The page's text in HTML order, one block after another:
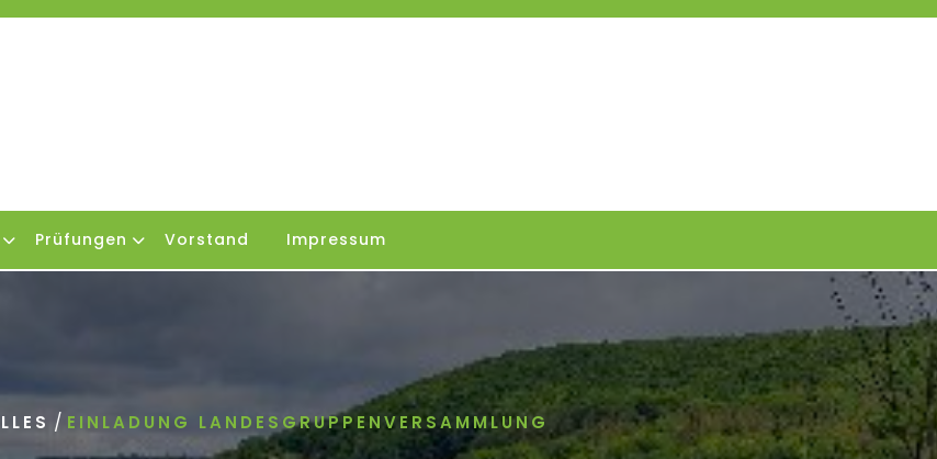
Prüfungen Vorstand Impressum
/ EINLADUNG LANDESGRUPPENVERSAMMLUNG